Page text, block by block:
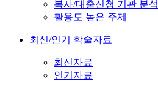
복사/대출신청 기관 분석
활용도 높은 주제
최신/인기 학술자료
최신자료
인기자료